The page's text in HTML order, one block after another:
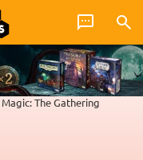
Magic: The Gathering